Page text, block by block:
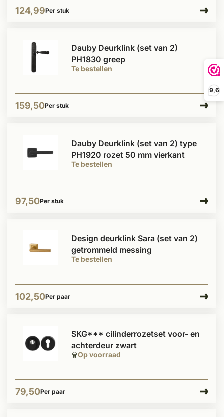
9,6
124,99Per stuk
Te bestellen
Dauby Deurklink (set van 2)
PH1830 greep
159,50Per stuk
Te bestellen
Dauby Deurklink (set van 2) type
PH1920 rozet 50 mm vierkant
97,50Per stuk
Te bestellen
Design deurklink Sara (set van 2)
getrommeld messing
102,50Per paar
Op voorraad
SKG*** cilinderrozetset voor- en
achterdeur zwart
79,50Per paar